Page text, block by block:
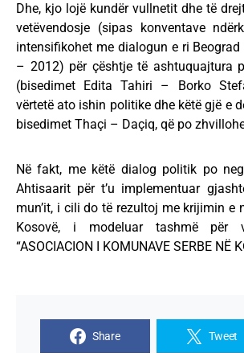
Dhe, kjo lojë kundër vullnetit dhe të
vetëvendosje (sipas konventave
intensifikohet me dialogun e ri
– 2012) për çështje të ashtuquajtura
(bisedimet Edita Tahiri – Borko
vërtetë ato ishin politike dhe këtë gjë e
bisedimet Thaçi – Daçiq, që po
Në fakt, me këtë dialog politik po
Ahtisaarit për t’u implementuar
mun’it, i cili do të rezultoj me krijimin e
Kosovë, i modeluar tashmë për
“ASOCIACION I KOMUNAVE SERBE NË
Share Tweet